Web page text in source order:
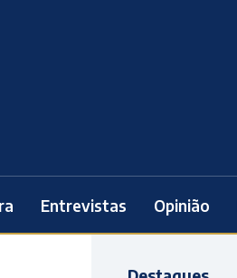
Entrevistas Opinião